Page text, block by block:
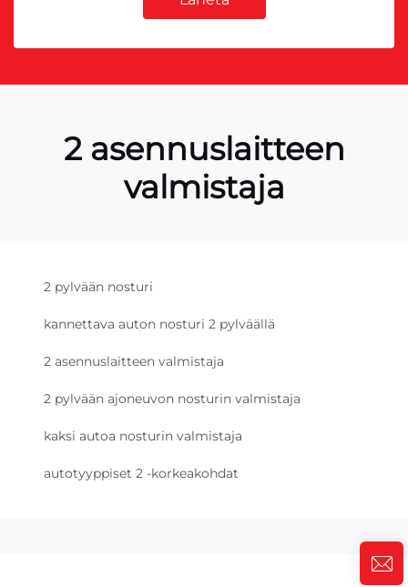
2 asennuslaitteen
valmistaja
2 pylvään nosturi
kannettava auton nosturi 2 pylväällä
2 asennuslaitteen valmistaja
2 pylvään ajoneuvon nosturin valmistaja
kaksi autoa nosturin valmistaja
autotyyppiset 2 -korkeakohdat